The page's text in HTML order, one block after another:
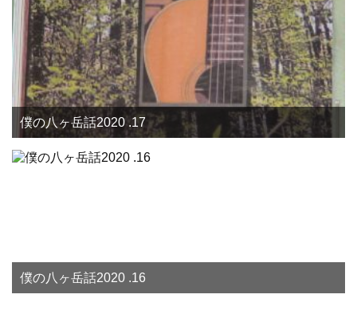
僕の八ヶ岳話2020 .17
僕の八ヶ岳話2020 .16